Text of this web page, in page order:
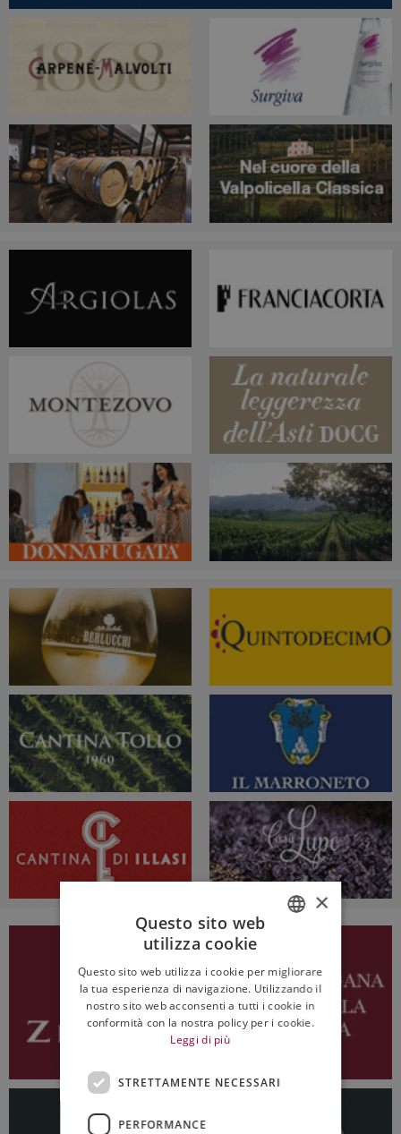
ENGLISH
×
Questo sito web
utilizza cookie
Questo sito web utilizza i cookie per migliorare
la tua esperienza di navigazione. Utilizzando il
nostro sito web acconsenti a tutti i cookie in
conformità con la nostra policy per i cookie.
Leggi di più
STRETTAMENTE NECESSARI
PERFORMANCE